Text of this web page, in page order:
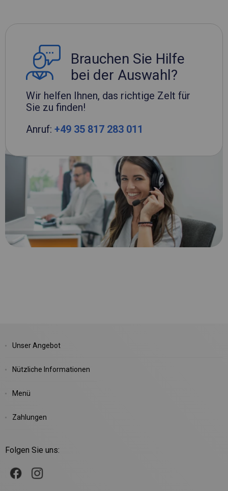
Brauchen Sie Hilfe
bei der Auswahl?
Wir helfen Ihnen, das richtige Zelt für
Sie zu finden!
Anruf: +49 35 817 283 011
Unser Angebot
Nützliche Informationen
Menü
Zahlungen
Folgen Sie uns: